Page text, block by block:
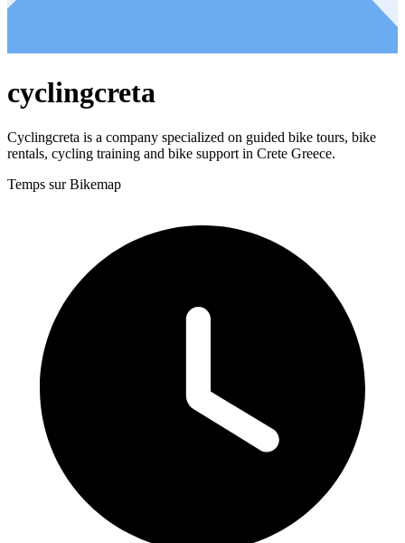
cyclingcreta
Cyclingcreta is a company specialized on guided bike tours, bike
rentals, cycling training and bike support in Crete Greece.
Temps sur Bikemap